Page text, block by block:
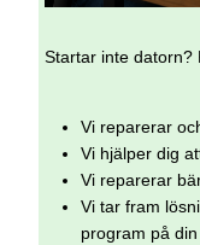
Startar inte datorn?
Vi reparerar
Vi hjälper dig
Vi reparerar
Vi tar fram
program på din